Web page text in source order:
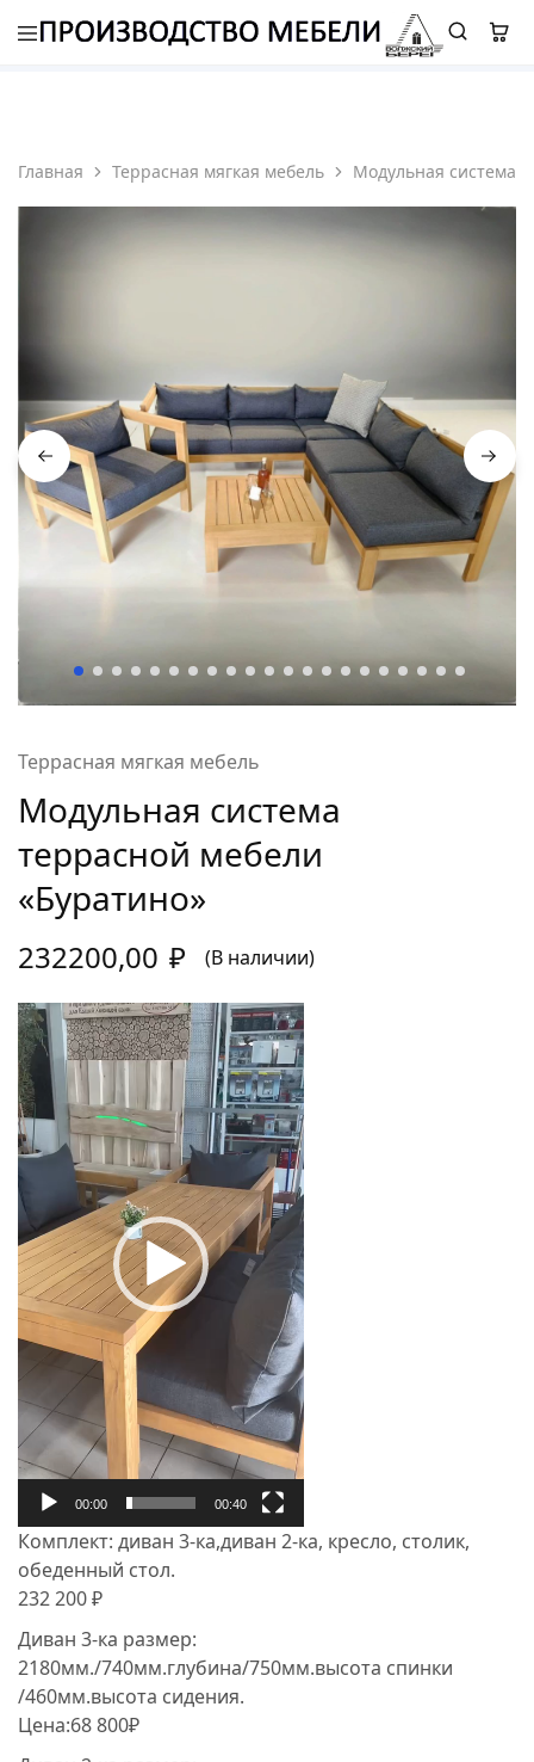
8 (987) 310 7777- ELETS.ROMAN@YANDEX.RU
Главная Террасная мягкая мебель Модульная система
Террасная мягкая мебель
Модульная система
террасной мебели
«Буратино»
232200,00 ₽ (В наличии)
Видеоплеер
00:00 00:40
Комплект: диван 3-ка,диван 2-ка, кресло, столик,
обеденный стол.
232 200 ₽
Диван 3-ка размер:
2180мм./740мм.глубина/750мм.высота спинки
/460мм.высота сидения.
Цена:68 800₽